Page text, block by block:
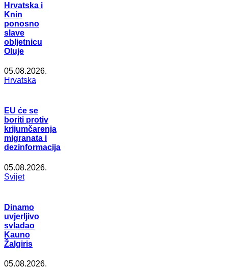
Hrvatska i
Knin
ponosno
slave
obljetnicu
Oluje
05.08.2026.
Hrvatska
EU će se
boriti protiv
krijumčarenja
migranata i
dezinformacija
05.08.2026.
Svijet
Dinamo
uvjerljivo
svladao
Kauno
Žalgiris
05.08.2026.